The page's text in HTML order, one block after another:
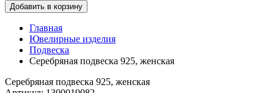
Добавить в корзину
Главная
Ювелирные изделия
Подвеска
Серебряная подвеска 925, женская
Серебряная подвеска 925, женская